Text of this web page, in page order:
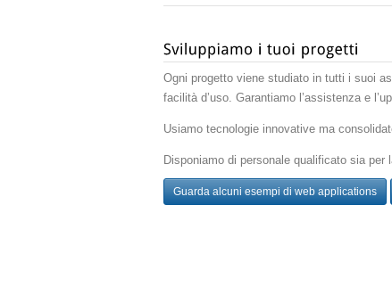
Ogni progetto viene studiato in tutti i suoi
facilità d’uso. Garantiamo l’assistenza e
Usiamo tecnologie innovative ma
Disponiamo di personale qualificato sia
Guarda alcuni esempi di web applications